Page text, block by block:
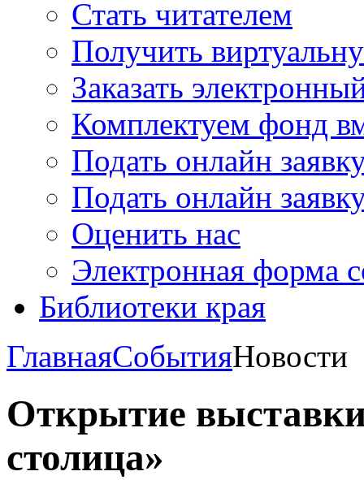
Стать читателем
Получить
Заказать
Комплектуем фонд
Подать онлайн
Подать онлайн
Оценить нас
Электронная форма
Библиотеки края
ГлавнаяСобытияНовости
Открытие
столица»